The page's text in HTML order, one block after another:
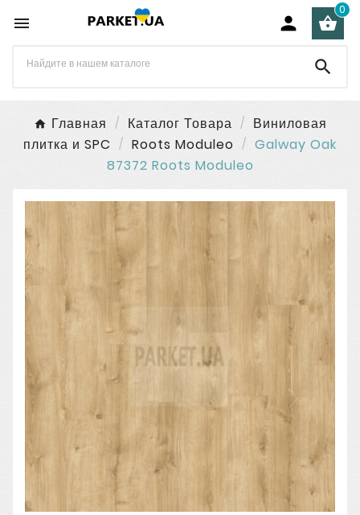
  
0

Главная Каталог Товара
Виниловая
плитка и SPC
Roots Moduleo
Galway Oak
87372 Roots Moduleo